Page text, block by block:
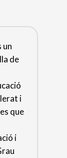
un
de
i
que
i